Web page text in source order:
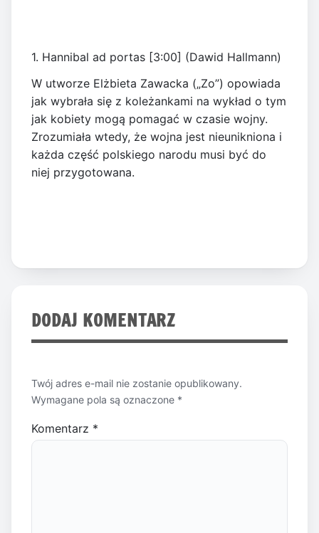
1. Hannibal ad portas [3:00] (Dawid Hallmann)
W utworze Elżbieta Zawacka („Zo”) opowiada
jak wybrała się z koleżankami na wykład o tym
jak kobiety mogą pomagać w czasie wojny.
Zrozumiała wtedy, że wojna jest nieunikniona i
każda część polskiego narodu musi być do
niej przygotowana.
DODAJ KOMENTARZ
Twój adres e-mail nie zostanie opublikowany.
Wymagane pola są oznaczone *
Komentarz *